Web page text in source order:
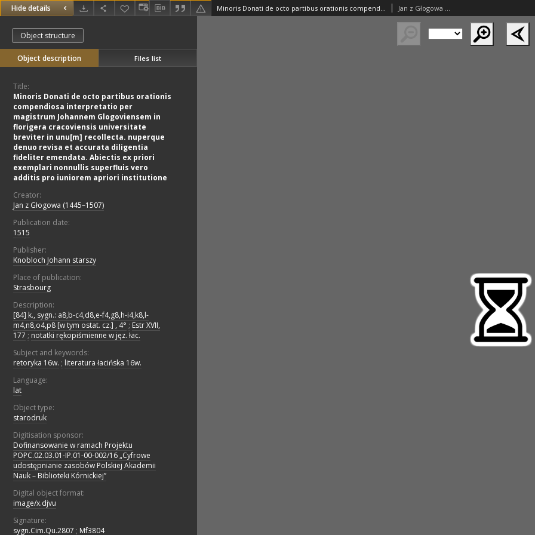
Hide details Minoris Donati de octo partibus orationis compendiosa interpretatio per magistrum Johannem Glogoviensem in florigera cracoviensis universitate breviter in unu[m] recollecta. nuperque denuo revisa et accurata diligentia fideliter emendata. Abiectis ex priori exemplari nonnullis superfluis vero additis pro iuniorem apriori institutione Jan z Głogowa (1445–1507)
Object structure
Object description Files list
Title:
Minoris Donati de octo partibus orationis
compendiosa interpretatio per
magistrum Johannem Glogoviensem in
florigera cracoviensis universitate
breviter in unu[m] recollecta. nuperque
denuo revisa et accurata diligentia
fideliter emendata. Abiectis ex priori
exemplari nonnullis superfluis vero
additis pro iuniorem apriori institutione
Creator:
Jan z Głogowa (1445–1507)
Publication date:
1515
Publisher:
Knobloch Johann starszy
Place of publication:
Strasbourg
Description:
[84] k., sygn.: a8,b-c4,d8,e-f4,g8,h-i4,k8,l-
m4,n8,o4,p8 [w tym ostat. cz.] , 4° ; Estr XVII,
177 ; notatki rękopiśmienne w jęz. łac.
Subject and keywords:
retoryka 16w. ; literatura łacińska 16w.
Language:
lat
Object type:
starodruk
Digitisation sponsor:
Dofinansowanie w ramach Projektu
POPC.02.03.01-IP.01-00-002/16 „Cyfrowe
udostępnianie zasobów Polskiej Akademii
Nauk – Biblioteki Kórnickiej”
Digital object format:
image/x.djvu
Signature:
sygn.Cim.Qu.2807 ; Mf3804